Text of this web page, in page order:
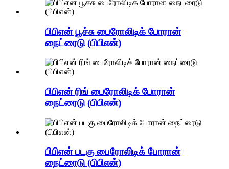
பிபிஎன் பூச்சு பைரோலிடிக் போரான்
நைட்ரைடு (பிபிஎன்)
பிபிஎன் ரிங் பைரோலிடிக் போரான்
நைட்ரைடு (பிபிஎன்)
பிபிஎன் படகு பைரோலிடிக் போரான்
நைட்ரைடு (பிபிஎன்)